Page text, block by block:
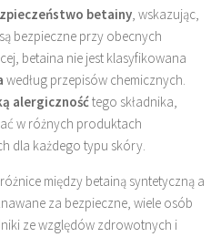
betainy, wskazując,
bezpieczne przy obecnych
betaina nie jest klasyfikowana
według przepisów chemicznych.
alergicznośćtego składnika,
w różnych produktach
dla każdego typu skóry.
między betainą syntetyczną a
za bezpieczne, wiele osób
ze względów zdrowotnych i